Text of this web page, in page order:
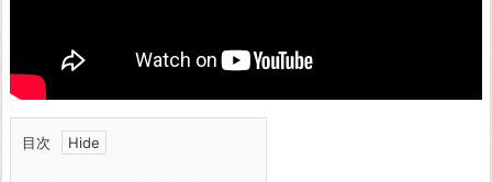
目次